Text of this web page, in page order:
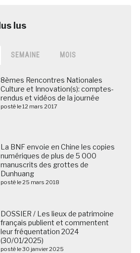
SEMAINE MOIS
8èmes Rencontres Nationales
Culture et Innovation(s): comptes-
rendus et vidéos de la journée
posté le 12 mars 2017
La BNF envoie en Chine les copies
numériques de plus de 5 000
manuscrits des grottes de
Dunhuang
posté le 25 mars 2018
DOSSIER / Les lieux de patrimoine
français publient et commentent
leur fréquentation 2024
(30/01/2025)
posté le 30 janvier 2025